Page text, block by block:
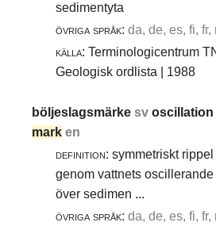
sedimentyta
övriga språk: da, de, es, fi, fr,
källa: Terminologicentrum
Geologisk ordlista | 1988
böljeslagsmärkesvoscillation
mark en
definition: symmetriskt
genom vattnets
över sedimen ...
övriga språk: da, de, es, fi, fr,